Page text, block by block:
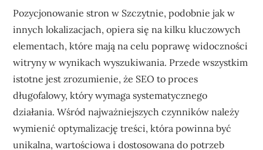
Pozycjonowanie stron w Szczytnie, podobnie jak w
innych lokalizacjach, opiera się na kilku kluczowych
elementach, które mają na celu poprawę widoczności
witryny w wynikach wyszukiwania. Przede wszystkim
istotne jest zrozumienie, że SEO to proces
długofalowy, który wymaga systematycznego
działania. Wśród najważniejszych czynników należy
wymienić optymalizację treści, która powinna być
unikalna, wartościowa i dostosowana do potrzeb